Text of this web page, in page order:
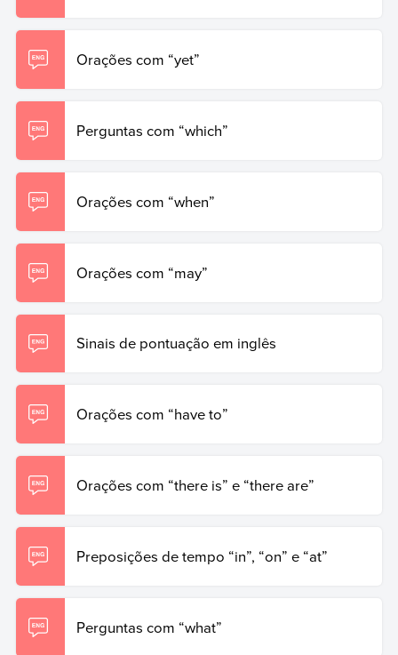
Orações com “yet”
Perguntas com “which”
Orações com “when”
Orações com “may”
Sinais de pontuação em inglês
Orações com “have to”
Orações com “there is” e “there are”
Preposições de tempo “in”, “on” e “at”
Perguntas com “what”